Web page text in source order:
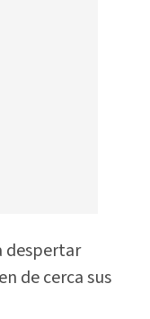
despertar
de cerca sus